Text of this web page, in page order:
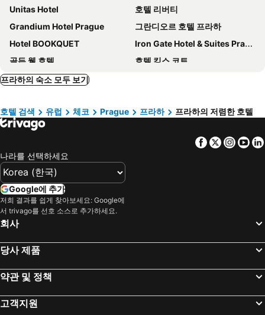
Unitas Hotel
호텔 리버티
Grandium Hotel Prague
그란디오르 호텔 프라하
Hotel BOOKQUET
Iron Gate Hotel & Suites Prague by BHG
골든 웰 호텔
호텔 킹스 코트
Hotel Questenberg
호텔 사보이
Hotel Pod Věží
찰스 브리지 팰리스
The Julius Prague
부티크 호텔 세븐 데이즈
Allure Hotel Prague
호텔 엘리제
호텔 캄파
Hotel Essence
Grand Majestic Hotel Prague
a&o Praha Rhea
로얄 코트 호텔
프라하의 숙소 모두 보기
호텔 검색 유럽 체코 Prague 프라하 프라하의 저렴한 호텔
Facebook
Twitter
나라를 선택하세요
Google에 추가
저희 결과를 쉽게 찾아보세요: Google에
서 trivago를 선호 소스로 추가하세요.
회사
당사 제품
약관 및 정책
고객지원